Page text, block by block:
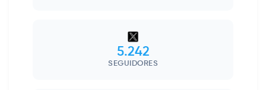
5.242
SEGUIDORES